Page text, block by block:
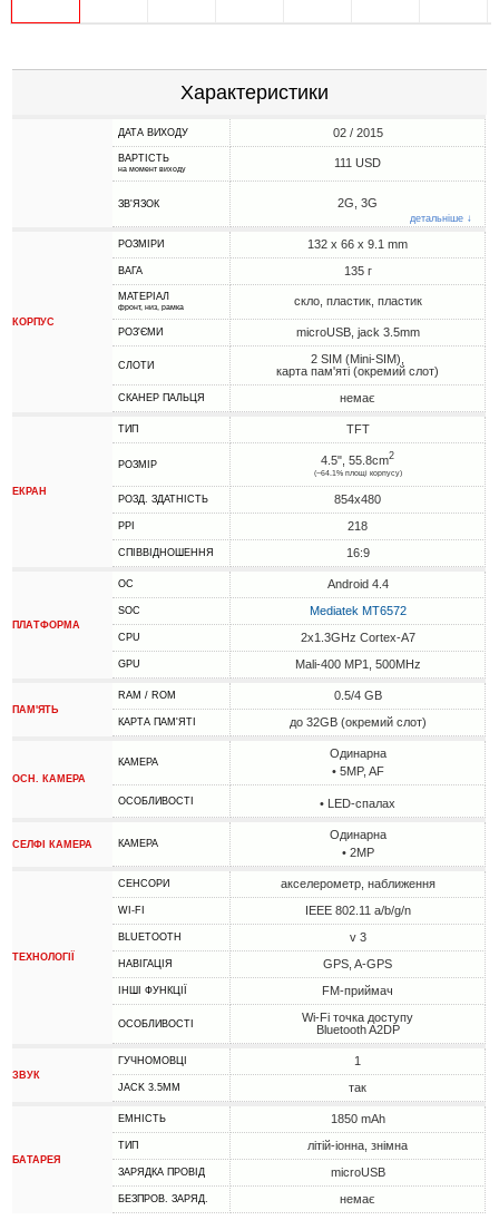
Характеристики
ДАТА ВИХОДУ 02 / 2015
ВАРТІСТЬ
на момент виходу 111 USD
ЗВ'ЯЗОК 2G, 3G
детальніше ↓
КОРПУС
РОЗМІРИ 132 x 66 x 9.1 mm
ВАГА 135 г
МАТЕРІАЛ
фронт, низ, рамка скло, пластик, пластик
РОЗ'ЄМИ microUSB, jack 3.5mm
СЛОТИ
2 SIM (Mini-SIM),
карта пам'яті (окремий слот)
СКАНЕР ПАЛЬЦЯ немає
ЕКРАН
ТИП TFT
РОЗМІР 4.5", 55.8cm2
(~64.1% площі корпусу)
РОЗД. ЗДАТНІСТЬ 854x480
PPI 218
СПІВВІДНОШЕННЯ 16:9
ПЛАТФОРМА
ОС Android 4.4
SOC Mediatek MT6572
CPU 2x1.3GHz Cortex-A7
GPU Mali-400 MP1, 500MHz
ПАМ'ЯТЬ
RAM / ROM 0.5/4 GB
КАРТА ПАМ'ЯТІ до 32GB (окремий слот)
ОСН. КАМЕРА
КАМЕРА
Одинарна
• 5MP, AF
ОСОБЛИВОСТІ • LED-спалах
СЕЛФІ КАМЕРА КАМЕРА
Одинарна
• 2MP
ТЕХНОЛОГІЇ
СЕНСОРИ акселерометр, наближення
WI-FI IEEE 802.11 a/b/g/n
BLUETOOTH v 3
НАВІГАЦІЯ GPS, A-GPS
ІНШІ ФУНКЦІЇ FM-приймач
ОСОБЛИВОСТІ
Wi-Fi точка доступу
Bluetooth A2DP
ЗВУК
ГУЧНОМОВЦІ 1
JACK 3.5MM так
БАТАРЕЯ
ЕМНІСТЬ 1850 mAh
ТИП літій-іонна, знімна
ЗАРЯДКА ПРОВІД microUSB
БЕЗПРОВ. ЗАРЯД. немає